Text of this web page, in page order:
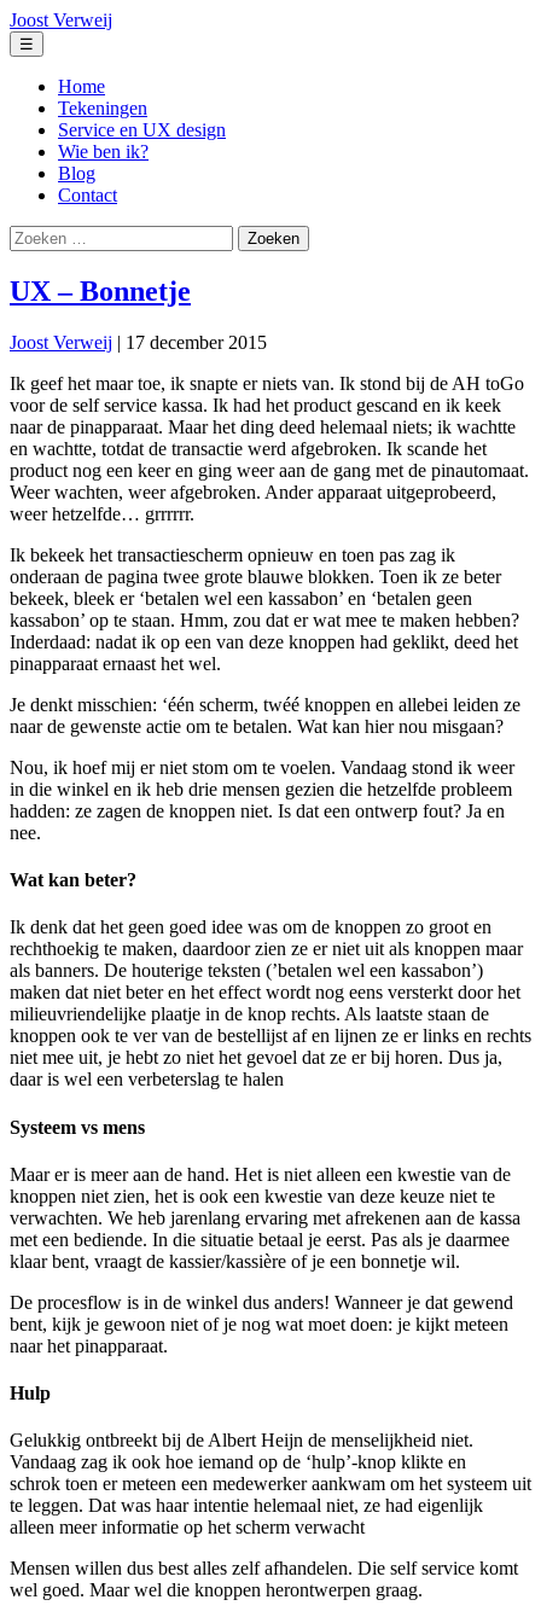
Ga
naar
de
inhoud
Joost Verweij
☰
Home
Tekeningen
Service en UX design
Wie ben ik?
Blog
Contact
Zoeken
naar:
UX – Bonnetje
Joost Verweij | 17 december 2015
Ik geef het maar toe, ik snapte er niets van. Ik stond bij de AH toGo
voor de self service kassa. Ik had het product gescand en ik keek
naar de pinapparaat. Maar het ding deed helemaal niets; ik wachtte
en wachtte, totdat de transactie werd afgebroken. Ik scande het
product nog een keer en ging weer aan de gang met de pinautomaat.
Weer wachten, weer afgebroken. Ander apparaat uitgeprobeerd,
weer hetzelfde… grrrrrr.
Ik bekeek het transactiescherm opnieuw en toen pas zag ik
onderaan de pagina twee grote blauwe blokken. Toen ik ze beter
bekeek, bleek er ‘betalen wel een kassabon’ en ‘betalen geen
kassabon’ op te staan. Hmm, zou dat er wat mee te maken hebben?
Inderdaad: nadat ik op een van deze knoppen had geklikt, deed het
pinapparaat ernaast het wel.
Je denkt misschien: ‘één scherm, twéé knoppen en allebei leiden ze
naar de gewenste actie om te betalen. Wat kan hier nou misgaan?
Nou, ik hoef mij er niet stom om te voelen. Vandaag stond ik weer
in die winkel en ik heb drie mensen gezien die hetzelfde probleem
hadden: ze zagen de knoppen niet. Is dat een ontwerp fout? Ja en
nee.
Wat kan beter?
Ik denk dat het geen goed idee was om de knoppen zo groot en
rechthoekig te maken, daardoor zien ze er niet uit als knoppen maar
als banners. De houterige teksten (’betalen wel een kassabon’)
maken dat niet beter en het effect wordt nog eens versterkt door het
milieuvriendelijke plaatje in de knop rechts. Als laatste staan de
knoppen ook te ver van de bestellijst af en lijnen ze er links en rechts
niet mee uit, je hebt zo niet het gevoel dat ze er bij horen. Dus ja,
daar is wel een verbeterslag te halen
Systeem vs mens
Maar er is meer aan de hand. Het is niet alleen een kwestie van de
knoppen niet zien, het is ook een kwestie van deze keuze niet te
verwachten. We heb jarenlang ervaring met afrekenen aan de kassa
met een bediende. In die situatie betaal je eerst. Pas als je daarmee
klaar bent, vraagt de kassier/kassière of je een bonnetje wil.
De procesflow is in de winkel dus anders! Wanneer je dat gewend
bent, kijk je gewoon niet of je nog wat moet doen: je kijkt meteen
naar het pinapparaat.
Hulp
Gelukkig ontbreekt bij de Albert Heijn de menselijkheid niet.
Vandaag zag ik ook hoe iemand op de ‘hulp’-knop klikte en
schrok toen er meteen een medewerker aankwam om het systeem uit
te leggen. Dat was haar intentie helemaal niet, ze had eigenlijk
alleen meer informatie op het scherm verwacht
Mensen willen dus best alles zelf afhandelen. Die self service komt
wel goed. Maar wel die knoppen herontwerpen graag.